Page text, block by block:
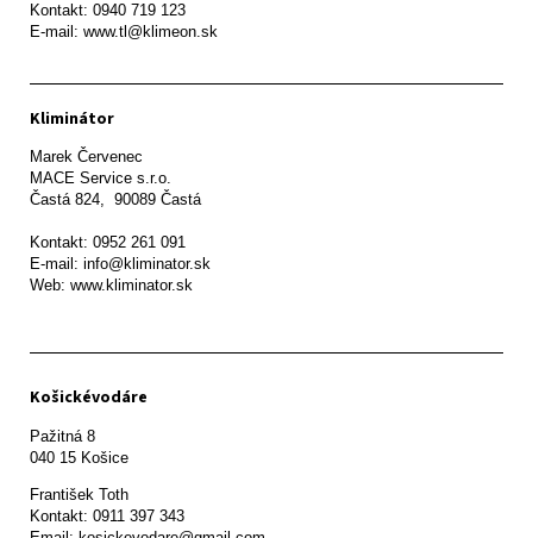
Kontakt: 0940 719 123
E-mail: www.tl@klimeon.sk
Kliminátor
Marek Červenec
MACE Service s.r.o.
Častá 824,  90089 Častá
Kontakt: 0952 261 091
E-mail: info@kliminator.sk
Web: www.kliminator.sk
Košickévodáre
Pažitná 8
František Toth
Kontakt: 0911 397 343